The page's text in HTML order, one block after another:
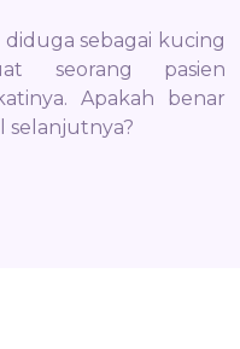
diduga sebagai kucing
seorang pasien
Apakah benar
selanjutnya?